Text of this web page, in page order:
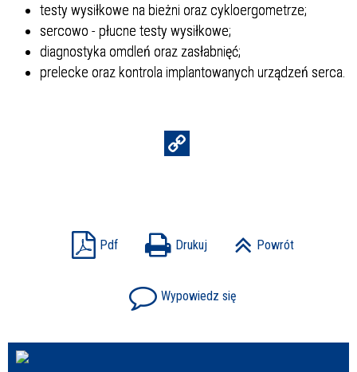
Personel
testy wysiłkowe na bieżni oraz cykloergometrze;
sercowo - płucne testy wysiłkowe;
diagnostyka omdleń oraz zasłabnięć;
prelecke oraz kontrola implantowanych urządzeń serca.
Pdf Drukuj Powrót
Wypowiedz się